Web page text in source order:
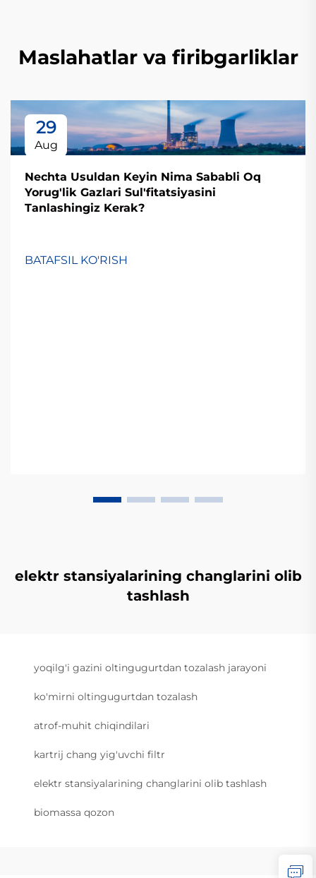
Maslahatlar va firibgarliklar
29
Aug
Nechta Usuldan Keyin Nima Sababli Oq
Yorug'lik Gazlari Sul'fitatsiyasini
Tanlashingiz Kerak?
BATAFSIL KO'RISH
elektr stansiyalarining changlarini olib
tashlash
yoqilg'i gazini oltingugurtdan tozalash jarayoni
ko'mirni oltingugurtdan tozalash
atrof-muhit chiqindilari
kartrij chang yig'uvchi filtr
elektr stansiyalarining changlarini olib tashlash
biomassa qozon